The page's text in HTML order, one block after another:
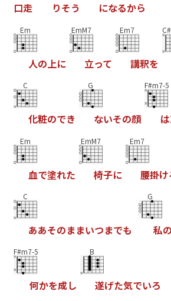
口走 りそう になるから
Em
人の 上に
EmM7
立って
Em7
講釈を
C
化粧のでき
G
ないその顔
F#m7-5
は
Em
血で塗れた
EmM7
椅子に
Em7
腰掛け
C
ああそのままいつまでも
G
私の
F#m7-5
何かを成し
B
遂げた気でいろ